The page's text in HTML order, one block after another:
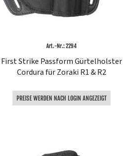
Art.-Nr.: 2294
First Strike Passform Gürtelholster
Cordura für Zoraki R1 & R2
PREISE WERDEN NACH LOGIN ANGEZEIGT